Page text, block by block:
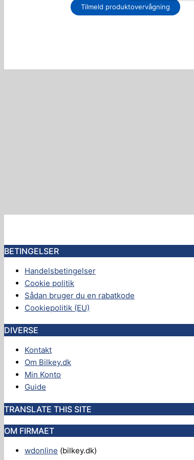
Tilmeld produktovervågning
BETINGELSER
Handelsbetingelser
Cookie politik
Sådan bruger du en rabatkode
Cookiepolitik (EU)
DIVERSE
Kontakt
Om Bilkey.dk
Min Konto
Guide
TRANSLATE THIS SITE
OM FIRMAET
wdonline (bilkey.dk)